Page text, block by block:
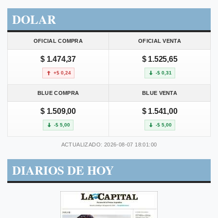
DOLAR
OFICIAL COMPRA OFICIAL VENTA
$ 1.474,37
+$ 0,24
$ 1.525,65
-$ 0,31
BLUE COMPRA BLUE VENTA
$ 1.509,00
-$ 5,00
$ 1.541,00
-$ 5,00
ACTUALIZADO: 2026-08-07 18:01:00
DIARIOS DE HOY